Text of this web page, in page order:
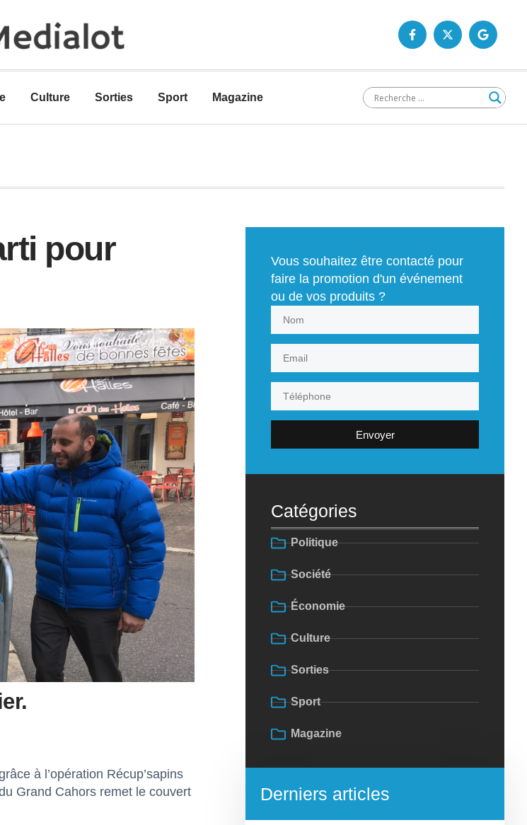
Culture Sorties Sport Magazine
pour
à l’opération Récup’sapins
Grand Cahors remet le couvert
Vous souhaitez être contacté pour
faire la promotion d'un événement
ou de vos produits ?
Envoyer
Catégories
Politique
Société
Économie
Culture
Sorties
Sport
Magazine
Derniers articles